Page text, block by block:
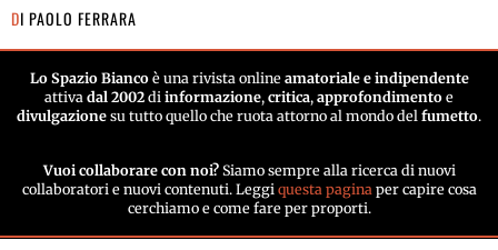
DI PAOLO FERRARA
Lo Spazio Biancoè una rivista online amatoriale e indipendente
attiva dal 2002 di informazione, critica, approfondimento e
divulgazione su tutto quello che ruota attorno al mondo del fumetto.
Vuoi collaborare con noi? Siamo sempre alla ricerca di nuovi
collaboratori e nuovi contenuti. Leggi questa paginaper capire cosa
cerchiamo e come fare per proporti.